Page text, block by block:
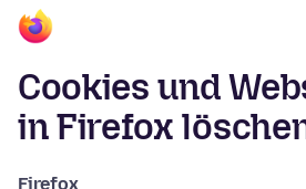
Cookies und
in Firefox
Firefox